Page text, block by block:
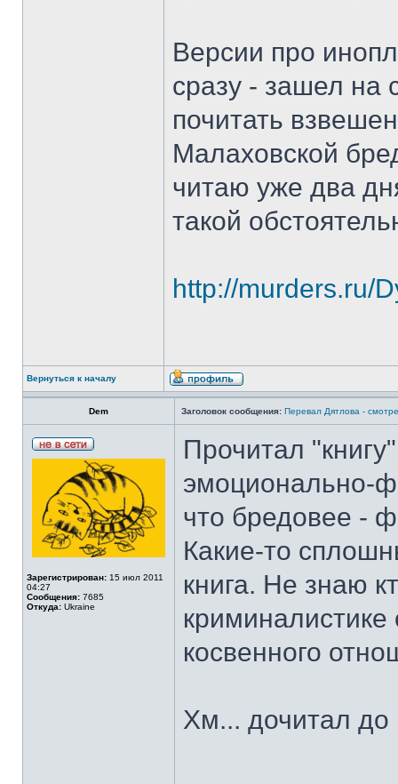
Версии про
сразу - зашел на
почитать
Малаховской
читаю уже два
такой
http://murders.ru/
Вернуться к началу
Dem Заголовок сообщения: Перевал Дятлова -
Зарегистрирован: 15 июл 2011
04:27
Сообщения: 7685
Откуда: Ukraine
Прочитал
эмоционально-
что бредовее -
Какие-то
книга. Не знаю
косвенного
Хм... дочитал до